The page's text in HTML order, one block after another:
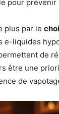
pour prévenir
plus par le
e-liquides
de
être une
de